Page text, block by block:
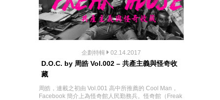
企劃特輯 02.14.2017
D.O.C. by 周皓 Vol.002 – 共產主義與怪奇收
藏
周皓，連載之初由 Vol.001 高中所推薦的 Cool Man，
Facebook 簡介上為怪奇館人民勤務兵。怪奇館（Freak